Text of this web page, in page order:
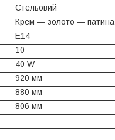
Стельовий
Крем ― золото ― патина
E14
10
40 W
920 мм
880 мм
806 мм